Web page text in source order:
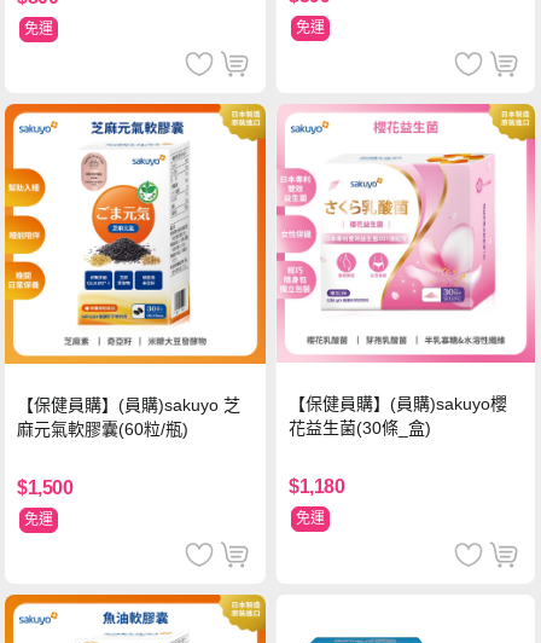
免運 免運
【保健員購】(員購)sakuyo 芝
麻元氣軟膠囊(60粒/瓶)
$1,500
免運
【保健員購】(員購)sakuyo櫻
花益生菌(30條_盒)
$1,180
免運